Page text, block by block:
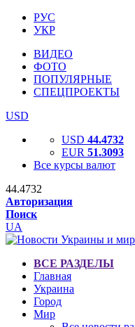
РУС
УКР
ВИДЕО
ФОТО
ПОПУЛЯРНЫЕ
СПЕЦПРОЕКТЫ
USD
USD 44.4732
EUR 51.3093
Все курсы валют
44.4732
Авторизация
Поиск
UA
ВСЕ РАЗДЕЛЫ
Главная
Украина
Город
Мир